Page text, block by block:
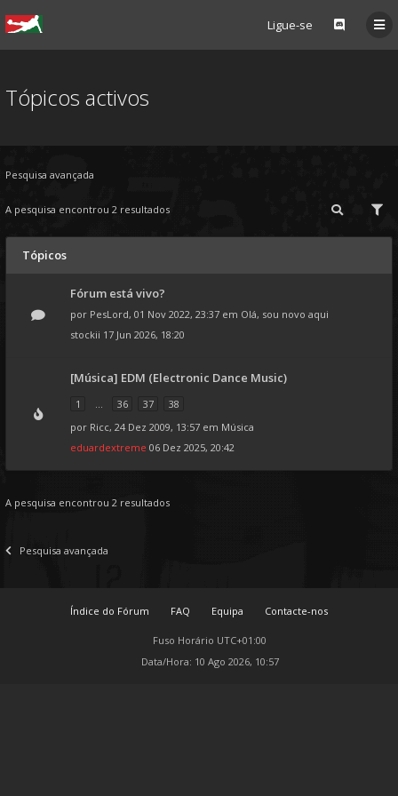
Ligue-se
Tópicos activos
Pesquisa avançada
A pesquisa encontrou 2 resultados
Tópicos
Fórum está vivo?
por PesLord, 01 Nov 2022, 23:37 em Olá, sou novo aqui
stockii 17 Jun 2026, 18:20
[Música] EDM (Electronic Dance Music)
1 ... 36 37
38
por Ricc, 24 Dez 2009, 13:57 em Música
eduardextreme 06 Dez 2025, 20:42
A pesquisa encontrou 2 resultados
Pesquisa avançada
Índice do Fórum FAQ Equipa Contacte-nos
Fuso Horário UTC+01:00
Data/Hora: 10 Ago 2026, 10:57